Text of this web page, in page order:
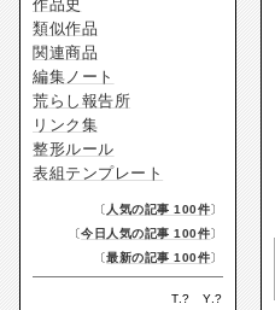
作品史
類似作品
関連商品
編集ノート
荒らし報告所
リンク集
整形ルール
表組テンプレート
〔 人気の記事 100件〕
〔今日人気の記事 100件〕
〔最新の記事 100件〕
T.? Y.?